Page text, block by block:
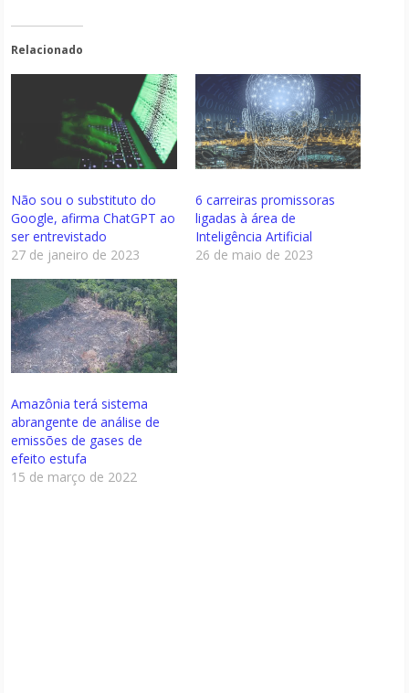
Relacionado
Não sou o substituto do
Google, afirma ChatGPT ao
ser entrevistado
27 de janeiro de 2023
6 carreiras promissoras
ligadas à área de
Inteligência Artificial
26 de maio de 2023
Amazônia terá sistema
abrangente de análise de
emissões de gases de
efeito estufa
15 de março de 2022